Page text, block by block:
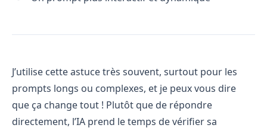
J’utilise cette astuce très souvent, surtout pour les
prompts longs ou complexes, et je peux vous dire
que ça change tout ! Plutôt que de répondre
directement, l’IA prend le temps de vérifier sa